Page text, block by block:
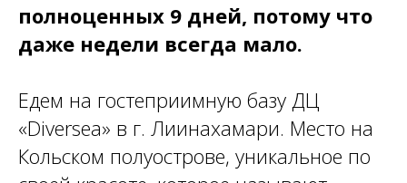
полноценных 9 дней, потому что
даже недели всегда мало.
Едем на гостеприимную базу ДЦ
«Diversea» в г. Лиинахамари. Место на
Кольском полуострове, уникальное по